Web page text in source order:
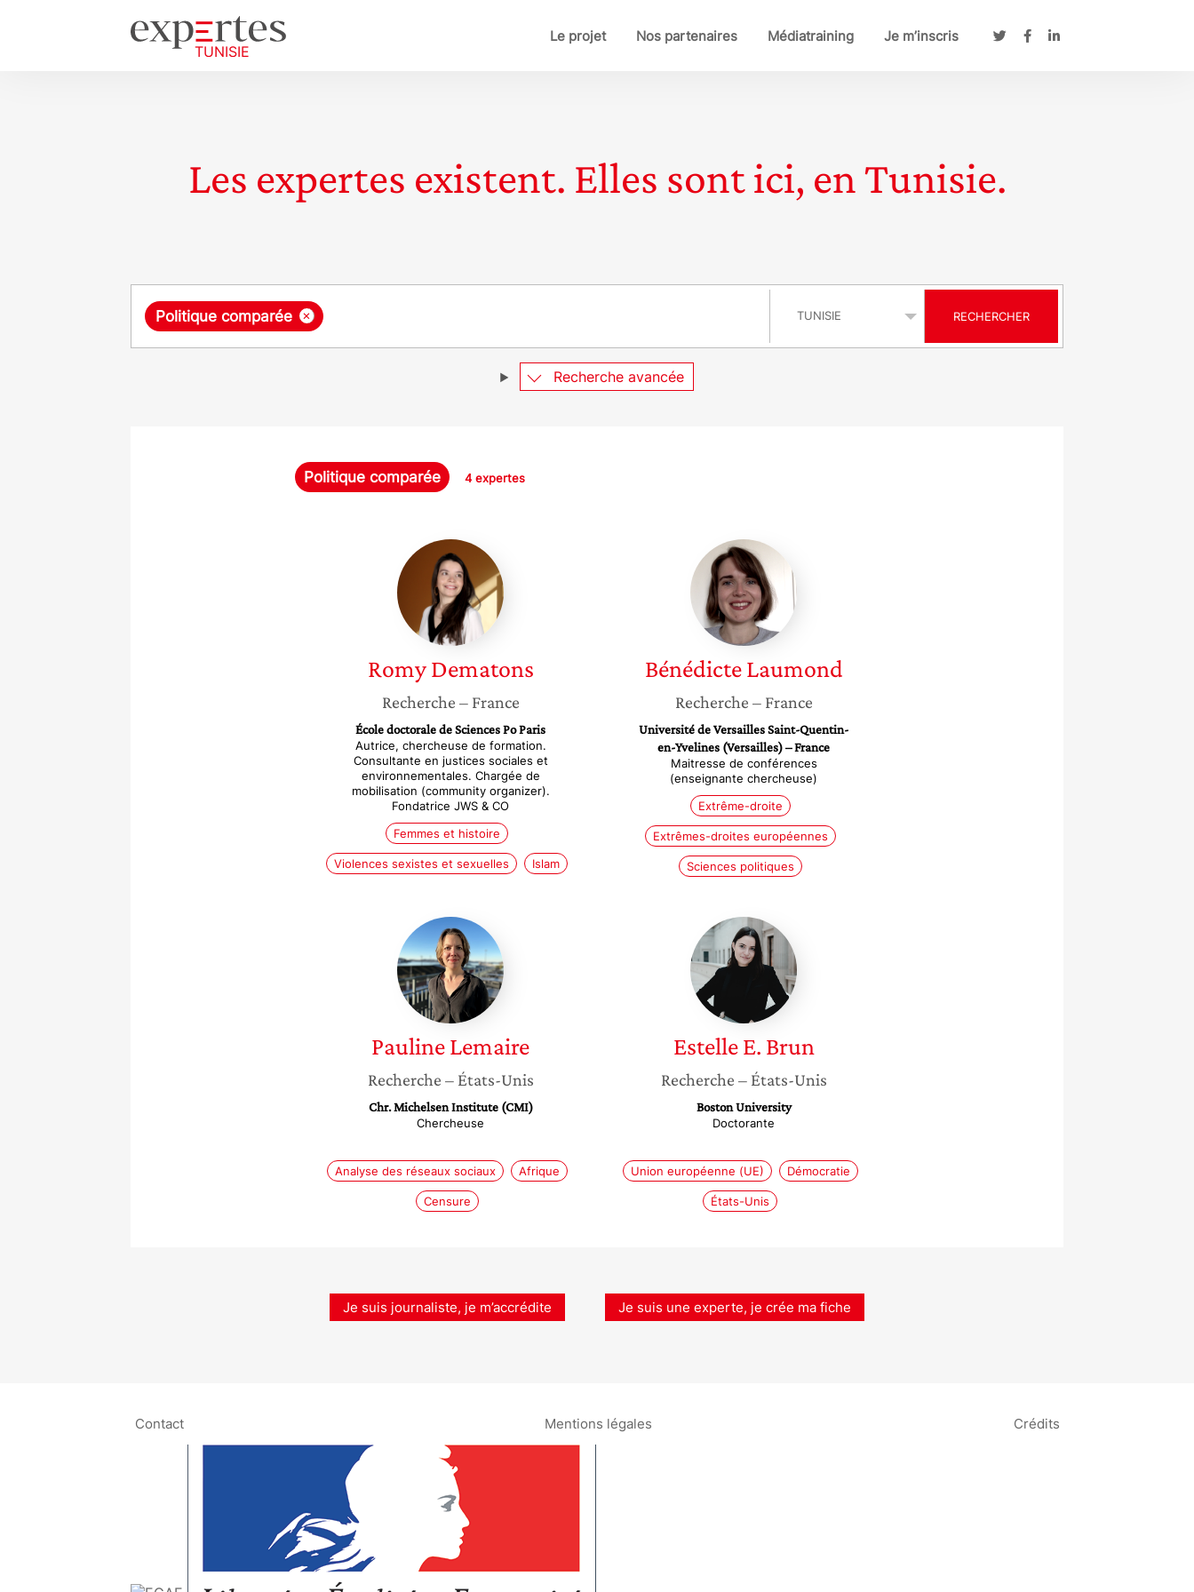
Le projet Nos partenaires Médiatraining Je m’inscris
Les expertes existent. Elles sont ici, en Tunisie.
Requête ×
Politique comparée RECHERCHER
Recherche avancée
Politique comparée 4 expertes
Romy
Dematons
Romy Dematons
Recherche – France
École doctorale de Sciences Po Paris
Autrice, chercheuse de formation.
Consultante en justices sociales et
environnementales. Chargée de
mobilisation (community organizer).
Fondatrice JWS & CO
Femmes et histoire
Violences sexistes et sexuelles Islam
Bénédicte
Laumond
Bénédicte Laumond
Recherche – France
Université de Versailles Saint-Quentin-
en-Yvelines (Versailles) – France
Maitresse de conférences
(enseignante chercheuse)
Extrême-droite
Extrêmes-droites européennes
Sciences politiques
Pauline
Lemaire
PaulineLemaire
Recherche – États-Unis
Chr. Michelsen Institute (CMI)
Chercheuse
Analyse des réseaux sociaux Afrique
Censure
Estelle
E.
Brun
Estelle E. Brun
Recherche – États-Unis
Boston University
Doctorante
Union européenne (UE) Démocratie
États-Unis
Je suis journaliste, je m’accrédite Je suis une experte, je crée ma fiche
Contact Mentions légales Crédits